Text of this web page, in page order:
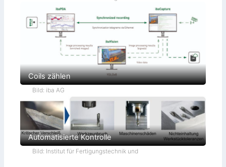
Coils zählen
Bild: iba AG
Automatisierte Kontrolle
Bild: Institut für Fertigungstechnik und